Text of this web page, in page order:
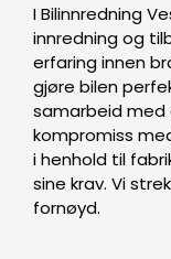
I Bilinnredning
innredning og
erfaring innen
gjøre bilen
samarbeid med
kompromiss
i henhold til
sine krav. Vi
fornøyd.